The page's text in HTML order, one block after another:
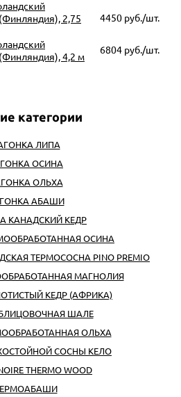
2,75
4450 руб./шт.
4,2 м
6804 руб./шт.
ЛИПА
ОСИНА
ОЛЬХА
АБАШИ
КАНАДСКИЙ КЕДР
ОСИНА
ТЕРМОСОСНА PINO PREMIO
МАГНОЛИЯ
КЕДР (АФРИКА)
ШАЛЕ
ОЛЬХА
СОСНЫ КЕЛО
THERMO WOOD